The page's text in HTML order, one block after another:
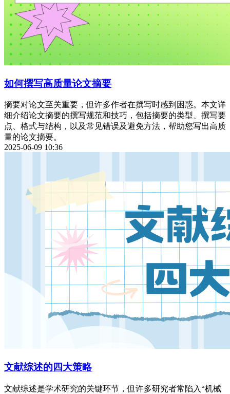
如何撰写高质量论文摘要
摘要对论文至关重要，但许多作者在撰写时感到困惑。本文详
细介绍论文摘要的撰写规范和技巧，包括摘要的类型、撰写要
点、格式与结构，以及常见错误及避免方法，帮助您写出高质
量的论文摘要。
2025-06-09 10:36
文献综述的四大策略
文献综述是学术研究的关键环节，但许多研究者常陷入“机械